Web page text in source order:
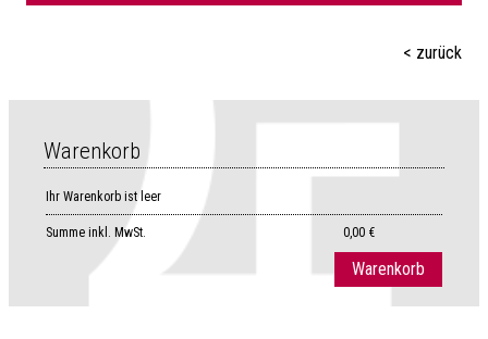
< zurück
Warenkorb
Ihr Warenkorb ist leer
Summe inkl. MwSt. 0,00 €
Warenkorb